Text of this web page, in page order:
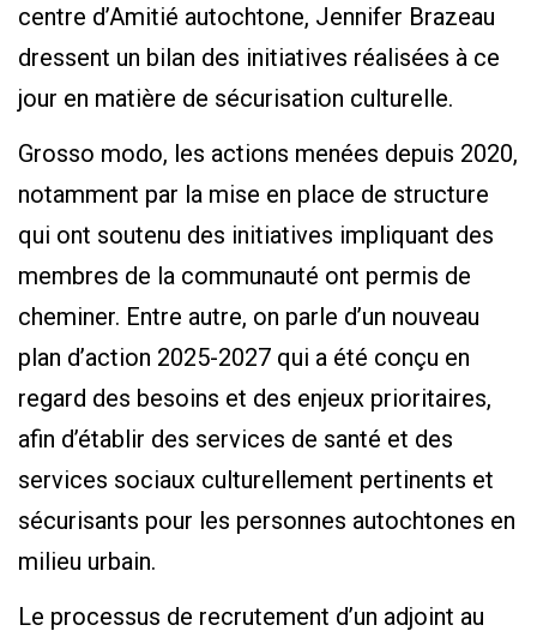
centre d’Amitié autochtone, Jennifer Brazeau
dressent un bilan des initiatives réalisées à ce
jour en matière de sécurisation culturelle.
Grosso modo, les actions menées depuis 2020,
notamment par la mise en place de structure
qui ont soutenu des initiatives impliquant des
membres de la communauté ont permis de
cheminer. Entre autre, on parle d’un nouveau
plan d’action 2025-2027 qui a été conçu en
regard des besoins et des enjeux prioritaires,
afin d’établir des services de santé et des
services sociaux culturellement pertinents et
sécurisants pour les personnes autochtones en
milieu urbain.
Le processus de recrutement d’un adjoint au